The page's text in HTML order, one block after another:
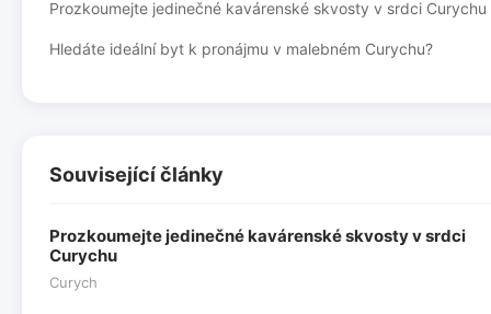
Prozkoumejte jedinečné kavárenské skvosty v srdci Curychu
Hledáte ideální byt k pronájmu v malebném Curychu?
Související články
Prozkoumejte jedinečné kavárenské skvosty v srdci
Curychu
Curych